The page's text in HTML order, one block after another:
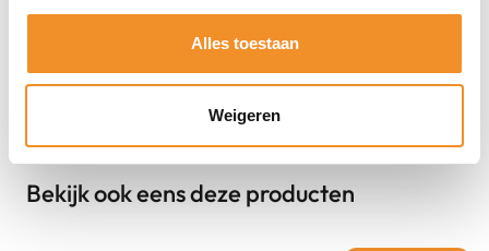
Alles toestaan
Weigeren
Bekijk ook eens deze producten